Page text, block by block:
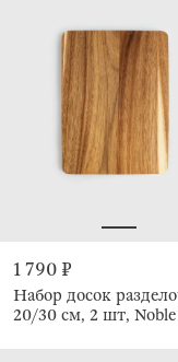
1 790 ₽
Набор досок
20/30 см, 2 шт, Noble